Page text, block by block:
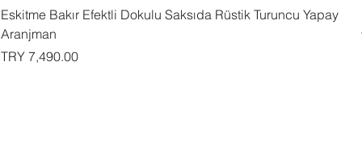
Eskitme Bakır Efektli Dokulu Saksıda Rüstik Turuncu Yapay
Aranjman
Price
TRY 7,490.00